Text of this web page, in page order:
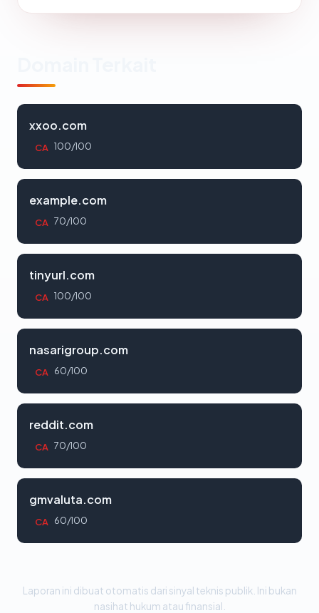
xxoo.com
CA 100/100
example.com
CA 70/100
tinyurl.com
CA 100/100
nasarigroup.com
CA 60/100
reddit.com
CA 70/100
gmvaluta.com
CA 60/100
Laporan ini dibuat otomatis dari sinyal teknis publik. Ini bukan
nasihat hukum atau finansial.